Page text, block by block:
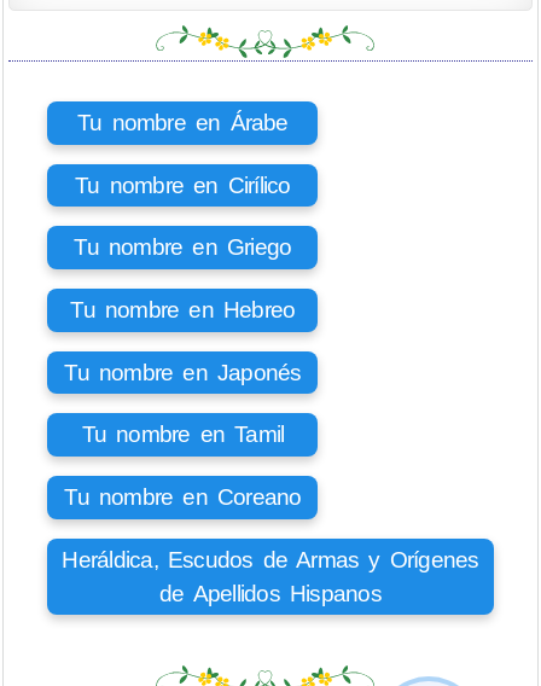
Tu nombre en Árabe
Tu nombre en Cirílico
Tu nombre en Griego
Tu nombre en Hebreo
Tu nombre en Japonés
Tu nombre en Tamil
Tu nombre en Coreano
Heráldica, Escudos de Armas y Orígenes
de Apellidos Hispanos